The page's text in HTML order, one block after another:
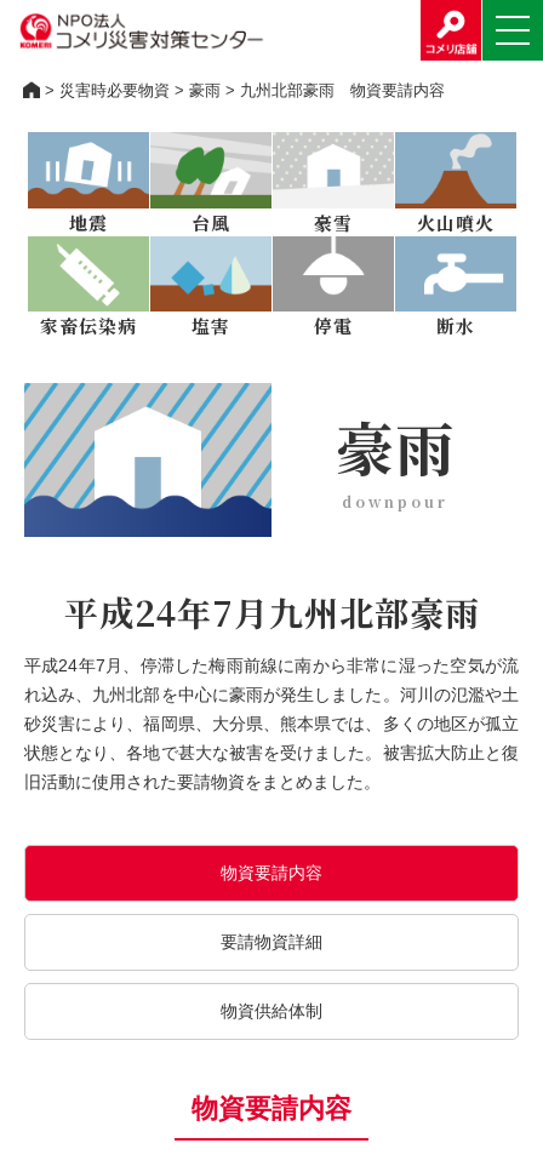
> 災害時必要物資 >豪雨 > 九州北部豪雨 物資要請内容
地震 台風 豪雪 火山噴火
家畜伝染病 塩害 停電 断水
豪雨
downpour
平成24年7月九州北部豪雨
平成24年7月、停滞した梅雨前線に南から非常に湿った空気が流
れ込み、九州北部を中心に豪雨が発生しました。河川の氾濫や土
砂災害により、福岡県、大分県、熊本県では、多くの地区が孤立
状態となり、各地で甚大な被害を受けました。被害拡大防止と復
旧活動に使用された要請物資をまとめました。
物資要請内容
要請物資詳細
物資供給体制
物資要請内容